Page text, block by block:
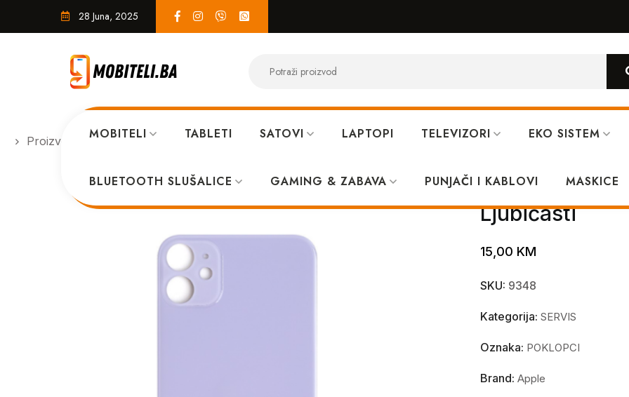
28 Juna, 2025
MOBITELI TABLETI SATOVI LAPTOPI TELEVIZORI EKO SISTEM
BLUETOOTH SLUŠALICE GAMING & ZABAVA PUNJAČI I KABLOVI MASKICE
Proizvodi SERVIS Poklopac baterije Iphone 11-Big Hole Ljubičasti
Poklopac
Ljubičasti
15,00 KM
SKU: 9348
Kategorija: SERVIS
Oznaka: POKLOPCI
Brand: Apple